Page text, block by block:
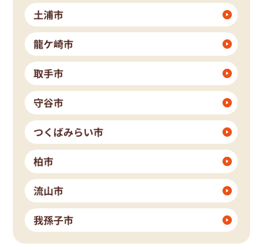
土浦市
龍ケ崎市
取手市
守谷市
つくばみらい市
柏市
流山市
我孫子市